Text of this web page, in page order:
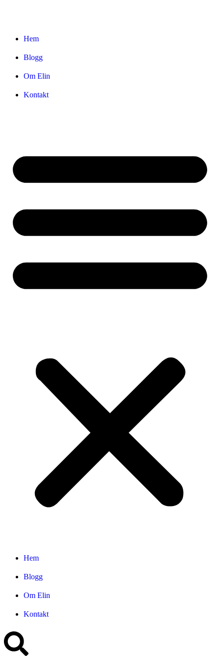
Hem
Blogg
Om Elin
Kontakt
Hem
Blogg
Om Elin
Kontakt